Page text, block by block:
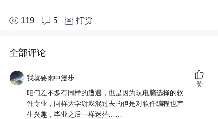
119 5 打赏
全部评论
我就要雨中漫步
咱们差不多有同样的遭遇，也是因为玩电脑选择的软
件专业，同样大学游戏混过去的但是对软件编程也产
生兴趣，毕业之后一样迷茫……
赞